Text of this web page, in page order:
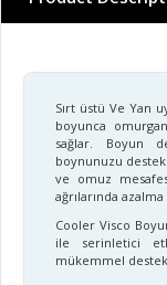
Sırt üstü Ve Yan
boyunca
sağlar. Boyun
boynunuzu
ve omuz
ağrılarında
Cooler Visco
ile serinletici
mükemmel